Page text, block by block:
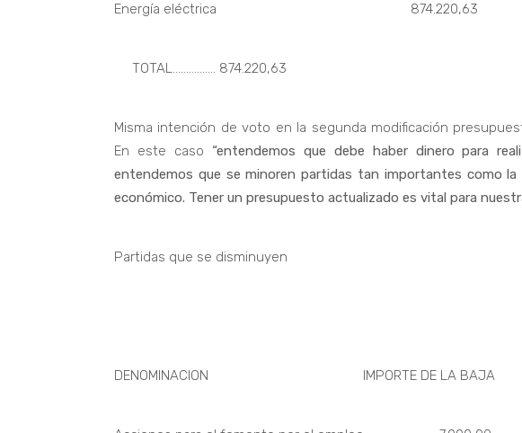
Energía eléctrica 874.220,63
TOTAL………….… 874.220,63
Misma intención de voto en la segunda modificación
En este caso “entendemos que debe haber dinero para
entendemos que se minoren partidas tan importantes como
económico. Tener un presupuesto actualizado es vital para
Partidas que se disminuyen
DENOMINACION IMPORTE DE LA BAJA